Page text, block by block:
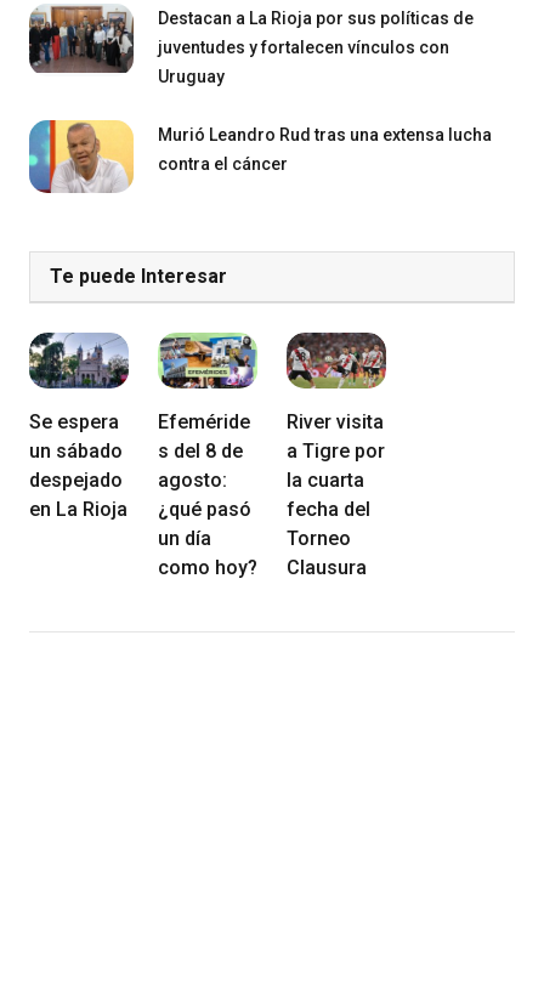
Destacan a La Rioja por sus políticas de
juventudes y fortalecen vínculos con
Uruguay
Murió Leandro Rud tras una extensa lucha
contra el cáncer
Te puede Interesar
Se espera
un sábado
despejado
en La Rioja
Efeméride
s del 8 de
agosto:
¿qué pasó
un día
como hoy?
River visita
a Tigre por
la cuarta
fecha del
Torneo
Clausura